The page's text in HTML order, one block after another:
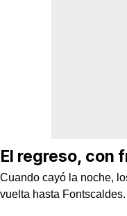
El regreso, con
Cuando cayó la noche,
vuelta hasta Fontscaldes.